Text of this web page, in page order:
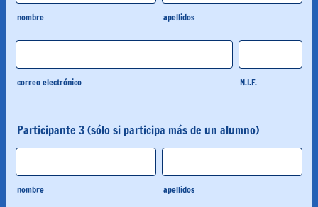
nombre apellidos
correo electrónico N.I.F.
Participante 3 (sólo si participa más de un alumno)
nombre apellidos